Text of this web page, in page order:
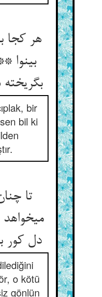
هر کجا
بی‏نوا
bir
bil ki
تا
دل کور
o kötü
gönlün